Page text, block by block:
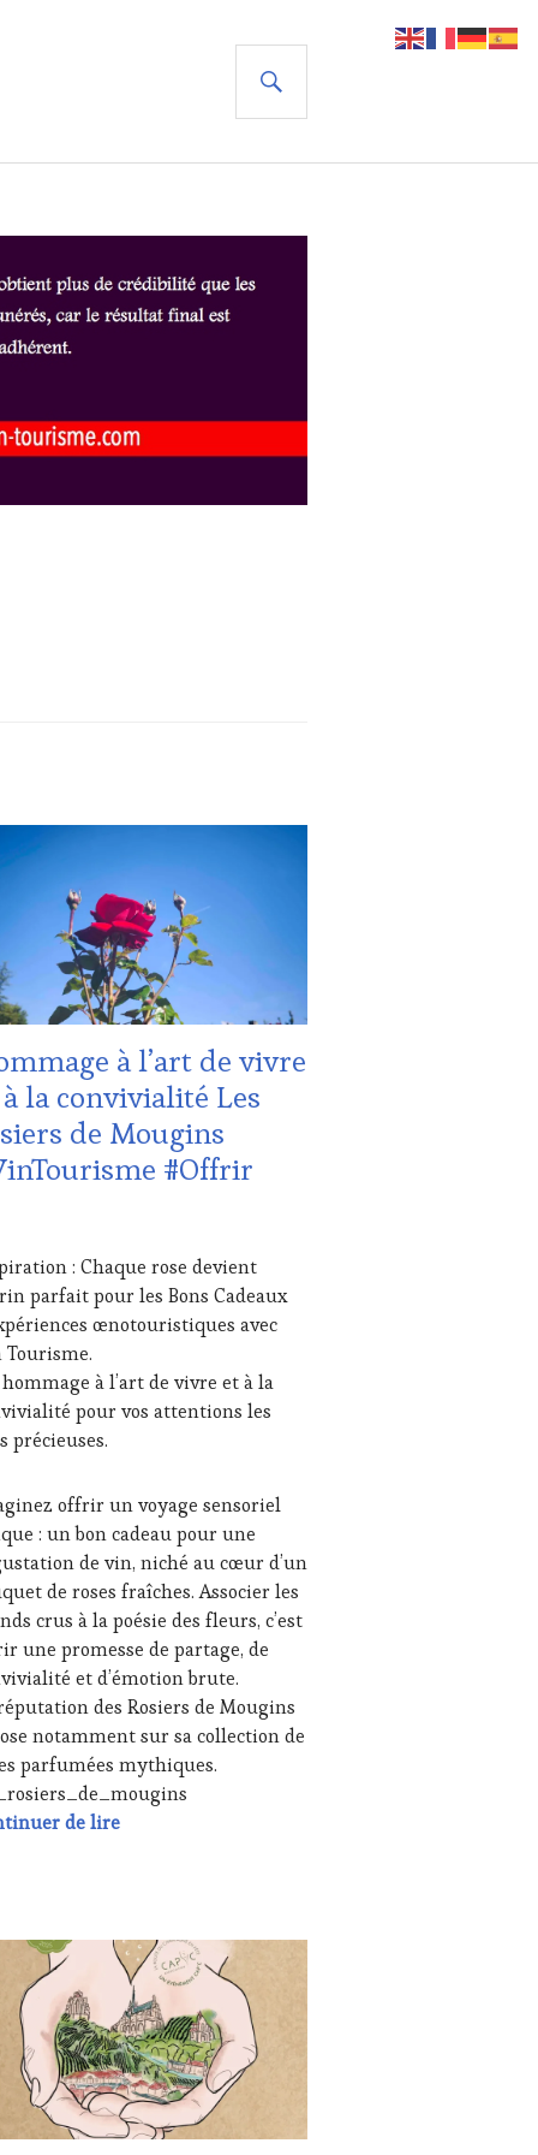
dans le Var pour la Fête des Mères
de l’Amiral d’Entrecasteaux
,
,
,
,
,
,
,
,
,
,
,
à l’art de vivre
la convivialité Les
de Mougins
#Offrir
: Chaque rose devient
parfait pour les Bons Cadeaux
œnotouristiques avec
Tourisme.
à l’art de vivre et à la
pour vos attentions les
précieuses.
offrir un voyage sensoriel
: un bon cadeau pour une
de vin, niché au cœur d’un
de roses fraîches. Associer les
crus à la poésie des fleurs, c’est
une promesse de partage, de
et d’émotion brute.
des Rosiers de Mougins
notamment sur sa collection de
parfumées mythiques.
de lireHommage à l’art de vivre et à la convivialité
,